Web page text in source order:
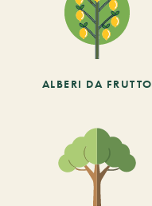
ALBERI DA FRUTTO